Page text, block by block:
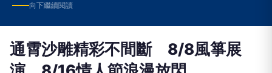
向下繼續閱讀
通霄沙雕精彩不間斷 8/8風箏展